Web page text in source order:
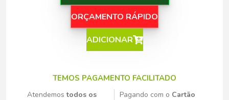
ORÇAMENTO RÁPIDO
ADICIONAR
TEMOS PAGAMENTO FACILITADO
Atendemostodos os
Pagando com o Cartão